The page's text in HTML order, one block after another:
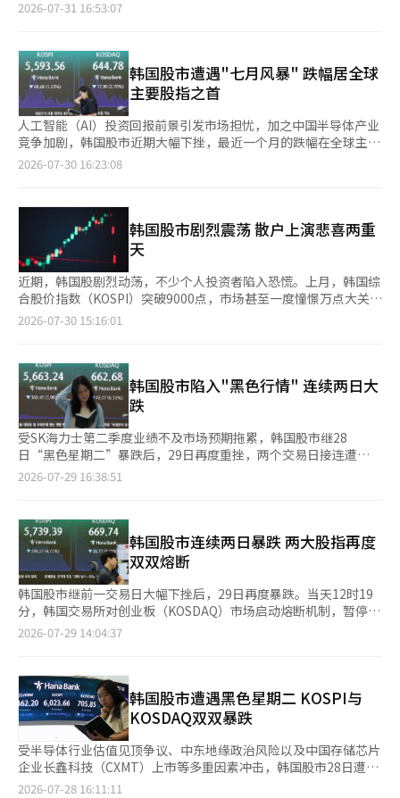
此前，KOSPI最大单日涨幅纪录为2008年10月30日创下的
11.95%，此次反弹幅度几乎翻倍。 资金流向方面，外资当天净买
入7.1821万亿韩元（约合人民币338.4亿元），机构投资者净买入
1.1783万亿韩元，而个人投资者则净卖出8.2543万亿韩元。韩国创
业板
2026-07-31 16:53:07
韩国股市遭遇"七月风暴" 跌幅居全球
主要股指之首
人工智能（AI）投资回报前景引发市场担忧，加之中国半导体产业
竞争加剧，韩国股市近期大幅下挫，最近一个月的跌幅在全球主要
股市中位居首位。 据金融信息平台Investing.com数据，最近一个
相比之下，同期中国深圳成分指数下跌16.99%，日本日经225指
数和台湾加权指数跌幅则分别约为13%和10%。 本周以来，韩国
股市已连续三个交易日下跌。本月28日，KOSPI暴跌10.84%；29
日再跌5.98%，收于5662.24点，盘中一度跌破5200
2026-07-30 16:23:08
韩国股市剧烈震荡 散户上演悲喜两重
天
近期，韩国股剧烈动荡，不少个人投资者陷入恐慌。上月，韩国综
合股价指数（KOSPI）突破9000点，市场甚至一度憧憬万点大关。
面对持续升温的行情，“只有我没上车”的FOMO（错失恐惧）情
户群体中迅速蔓延。 韩国交易所数据显示，本月29日，KOSPI较
前一交易日下跌5.98%，收报5663.23点，盘中一度跌至5262.77
点，连续第二个交易日触发卖出侧熔断机制；KOSDAQ当天下跌
6.12%，收报662.68点，同样触
2026-07-30 15:16:01
韩国股市陷入"黑色行情" 连续两日大
跌
受SK海力士第二季度业绩不及市场预期拖累，韩国股市继28
日“黑色星期二”暴跌后，29日再度重挫，两个交易日接连遭
遇“黑色行情”。 据韩国交易所数据，当天KOSPI收于5663.24
急转直下，跌至5262.77点，两度失守6000点关口。 从投资者类型
来看，机构投资者净买入3.6092万亿韩元（约合人民币168.7亿
元），个人投资者和外国投资者则分别净卖出2.9320万亿韩元和
7644亿韩元。 当天，韩国交易所对KOSP
2026-07-29 16:38:51
韩国股市连续两日暴跌 两大股指再度
双双熔断
韩国股市继前一交易日大幅下挫后，29日再度暴跌。当天12时19
分，韩国交易所对创业板（KOSDAQ）市场启动熔断机制，暂停程
序化卖出交易；约13分钟后，交易所对韩国综合股价指数
点，下跌491.33点，跌幅8.15%。这是KOSPI市场历史上第15次、
今年以来第9次启动熔断机制；KOSDAQ市场则为历史上第14次、
今年以来第4次启动熔断机制。 前一交易日，KOSPI和KOSDAQ盘
中分别一度暴跌逾11%和8%，两大市场也相继触发熔断机制。这
是韩
2026-07-29 14:04:37
韩国股市遭遇黑色星期二 KOSPI与
KOSDAQ双双暴跌
受半导体行业估值见顶争议、中东地缘政治风险以及中国存储芯片
企业长鑫科技（CXMT）上市等多重因素冲击，韩国股市28日遭
遇“黑色星期二”，综合股价指数（KOSPI）和创业板指数
2026-07-28 16:11:11